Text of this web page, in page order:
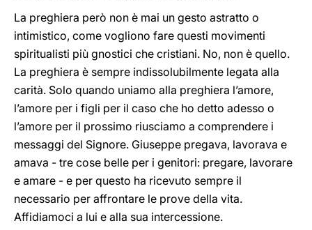
La preghiera però non è mai un gesto astratto o
intimistico, come vogliono fare questi movimenti
spiritualisti più gnostici che cristiani. No, non è quello.
La preghiera è sempre indissolubilmente legata alla
carità. Solo quando uniamo alla preghiera l’amore,
l’amore per i figli per il caso che ho detto adesso o
l’amore per il prossimo riusciamo a comprendere i
messaggi del Signore. Giuseppe pregava, lavorava e
amava - tre cose belle per i genitori: pregare, lavorare
e amare - e per questo ha ricevuto sempre il
necessario per affrontare le prove della vita.
Affidiamoci a lui e alla sua intercessione.